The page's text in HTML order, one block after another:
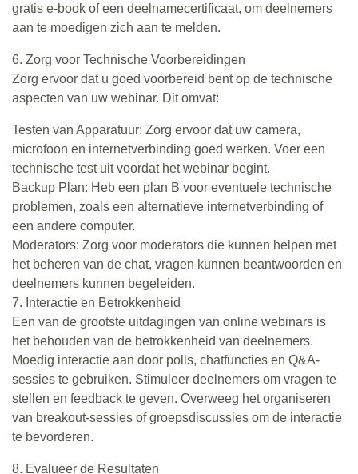
gratis e-book of een deelnamecertificaat, om deelnemers
aan te moedigen zich aan te melden.
6. Zorg voor Technische Voorbereidingen
Zorg ervoor dat u goed voorbereid bent op de technische
aspecten van uw webinar. Dit omvat:
Testen van Apparatuur: Zorg ervoor dat uw camera,
microfoon en internetverbinding goed werken. Voer een
technische test uit voordat het webinar begint.
Backup Plan: Heb een plan B voor eventuele technische
problemen, zoals een alternatieve internetverbinding of
een andere computer.
Moderators: Zorg voor moderators die kunnen helpen met
het beheren van de chat, vragen kunnen beantwoorden en
deelnemers kunnen begeleiden.
7. Interactie en Betrokkenheid
Een van de grootste uitdagingen van online webinars is
het behouden van de betrokkenheid van deelnemers.
Moedig interactie aan door polls, chatfuncties en Q&A-
sessies te gebruiken. Stimuleer deelnemers om vragen te
stellen en feedback te geven. Overweeg het organiseren
van breakout-sessies of groepsdiscussies om de interactie
te bevorderen.
8. Evalueer de Resultaten